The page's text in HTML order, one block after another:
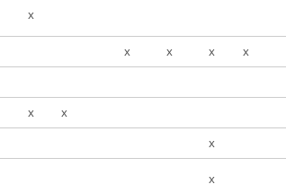
x
x x x x
x x
x
x